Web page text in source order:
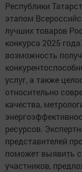
Республики
этапом
лучших товаров
конкурса 2025
возможность
услуг, а также
относительно
качества,
ресурсов.
представителей
поможет выявить
участников,